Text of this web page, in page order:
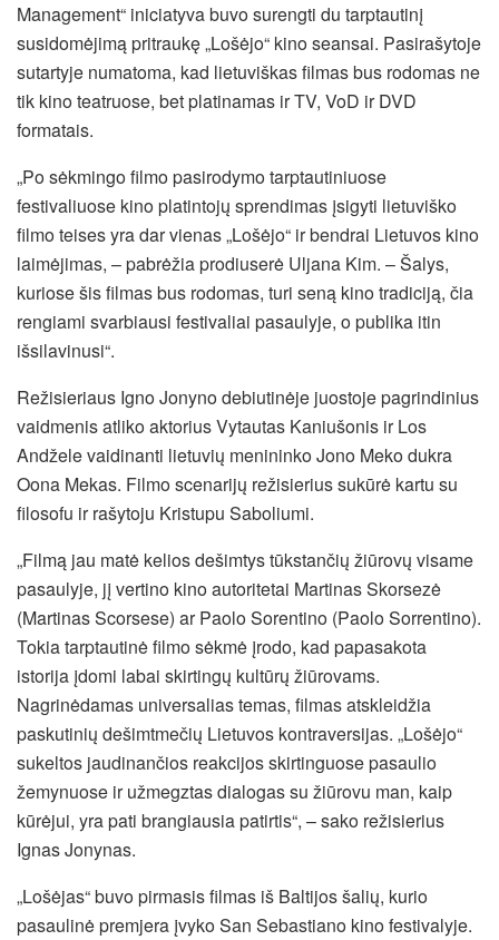
Management“ iniciatyva buvo surengti du tarptautinį
susidomėjimą pritraukę „Lošėjo“ kino seansai. Pasirašytoje
sutartyje numatoma, kad lietuviškas filmas bus rodomas ne
tik kino teatruose, bet platinamas ir TV, VoD ir DVD
formatais.
„Po sėkmingo filmo pasirodymo tarptautiniuose
festivaliuose kino platintojų sprendimas įsigyti lietuviško
filmo teises yra dar vienas „Lošėjo“ ir bendrai Lietuvos kino
laimėjimas, – pabrėžia prodiuserė Uljana Kim. – Šalys,
kuriose šis filmas bus rodomas, turi seną kino tradiciją, čia
rengiami svarbiausi festivaliai pasaulyje, o publika itin
išsilavinusi“.
Režisieriaus Igno Jonyno debiutinėje juostoje pagrindinius
vaidmenis atliko aktorius Vytautas Kaniušonis ir Los
Andžele vaidinanti lietuvių menininko Jono Meko dukra
Oona Mekas. Filmo scenarijų režisierius sukūrė kartu su
filosofu ir rašytoju Kristupu Saboliumi.
„Filmą jau matė kelios dešimtys tūkstančių žiūrovų visame
pasaulyje, jį vertino kino autoritetai Martinas Skorsezė
(Martinas Scorsese) ar Paolo Sorentino (Paolo Sorrentino).
Tokia tarptautinė filmo sėkmė įrodo, kad papasakota
istorija įdomi labai skirtingų kultūrų žiūrovams.
Nagrinėdamas universalias temas, filmas atskleidžia
paskutinių dešimtmečių Lietuvos kontraversijas. „Lošėjo“
sukeltos jaudinančios reakcijos skirtinguose pasaulio
žemynuose ir užmegztas dialogas su žiūrovu man, kaip
kūrėjui, yra pati brangiausia patirtis“, – sako režisierius
Ignas Jonynas.
„Lošėjas“ buvo pirmasis filmas iš Baltijos šalių, kurio
pasaulinė premjera įvyko San Sebastiano kino festivalyje.